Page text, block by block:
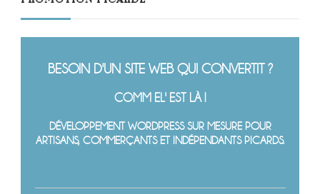
BESOIN D'UN SITE WEB QUI CONVERTIT ?
COMM EL' EST LÀ !
DÉVELOPPEMENT WORDPRESS SUR MESURE POUR
ARTISANS, COMMERÇANTS ET INDÉPENDANTS PICARDS.